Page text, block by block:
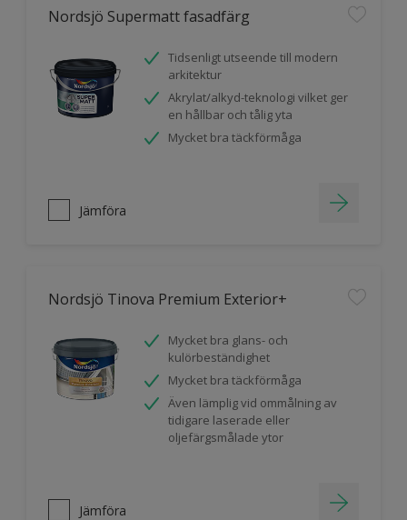
Nordsjö Supermatt fasadfärg
Tidsenligt utseende till modern
arkitektur
Akrylat/alkyd-teknologi vilket ger
en hållbar och tålig yta
Mycket bra täckförmåga
Jämföra
Nordsjö Tinova Premium Exterior+
Mycket bra glans- och
kulörbeständighet
Mycket bra täckförmåga
Även lämplig vid ommålning av
tidigare laserade eller
oljefärgsmålade ytor
Jämföra